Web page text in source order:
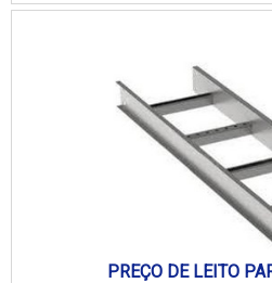
profissionais da
entrega.ALGUNS
ELETRODUTO PVC
centraliza sua
proporcionar ...
PREÇO DE LEITO